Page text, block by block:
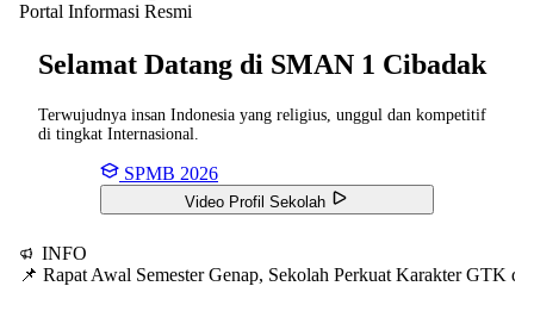
Portal Informasi Resmi
Selamat Datang di SMAN 1 Cibadak
Terwujudnya insan Indonesia yang religius, unggul dan kompetitif
di tingkat Internasional.
SPMB 2026
Video Profil Sekolah
INFO
📌 Rapat Awal Semester Genap, Sekolah Perkuat Karakter GTK